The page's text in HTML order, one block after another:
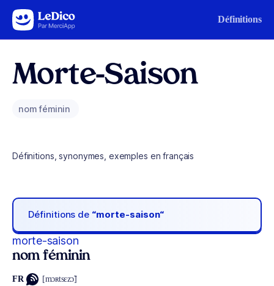
Aller au contenu Définitions
Morte-Saison
nom féminin
Définitions, synonymes, exemples en français
Définitions de “morte-saison“
morte-saison
nom féminin
FR [mɔʀtsɛzɔ̃]